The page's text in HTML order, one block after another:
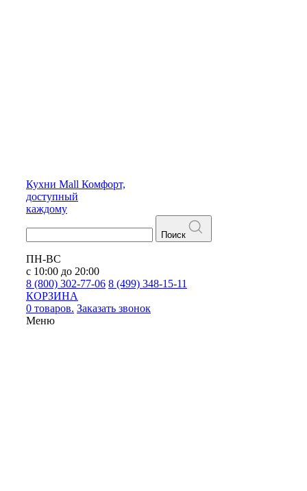
Кухни Mall Комфорт,
доступный
каждому
Поиск
ПН-ВС
с 10:00 до 20:00
8 (800) 302-77-06 8 (499) 348-15-11
КОРЗИНА
0 товаров. Заказать звонок
Меню